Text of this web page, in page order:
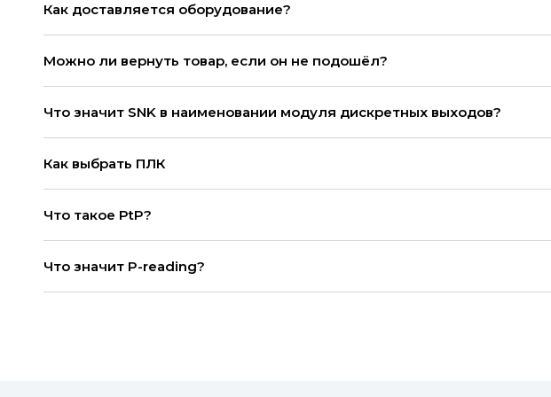
Как доставляется оборудование?
Можно ли вернуть товар, если он не подошёл?
Что значит SNK в наименовании модуля дискретных выходов?
Как выбрать ПЛК
Что такое PtP?
Что значит P-reading?